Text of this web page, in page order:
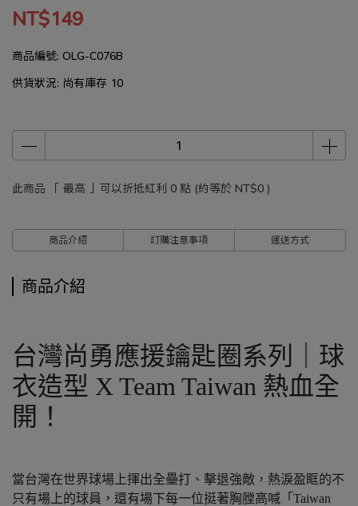
NT$149
商品編號: OLG-C076B
供貨狀況: 尚有庫存 10
此商品 「 最高 」可以折抵紅利 0 點 (約等於 NT$0 )
商品介紹 訂購注意事項 運送方式
商品介紹
台灣尚勇應援鑰匙圈系列｜球
衣造型 X Team Taiwan 熱血全
開！
當台灣在世界球場上揮出全壘打、擊退強敵，熱淚盈眶的不
只有場上的球員，還有場下每一位挺著胸膛高喊「Taiwan